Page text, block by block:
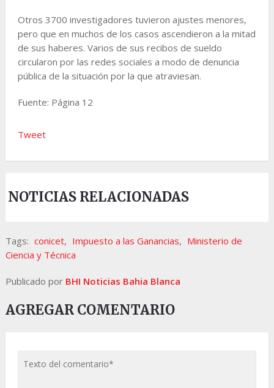
Otros 3700 investigadores tuvieron ajustes menores,
pero que en muchos de los casos ascendieron a la mitad
de sus haberes. Varios de sus recibos de sueldo
circularon por las redes sociales a modo de denuncia
pública de la situación por la que atraviesan.
Fuente: Página 12
Tweet
NOTICIAS RELACIONADAS
Tags: conicet, Impuesto a las Ganancias, Ministerio de
Ciencia y Técnica
Publicado por BHI Noticias Bahia Blanca
AGREGAR COMENTARIO